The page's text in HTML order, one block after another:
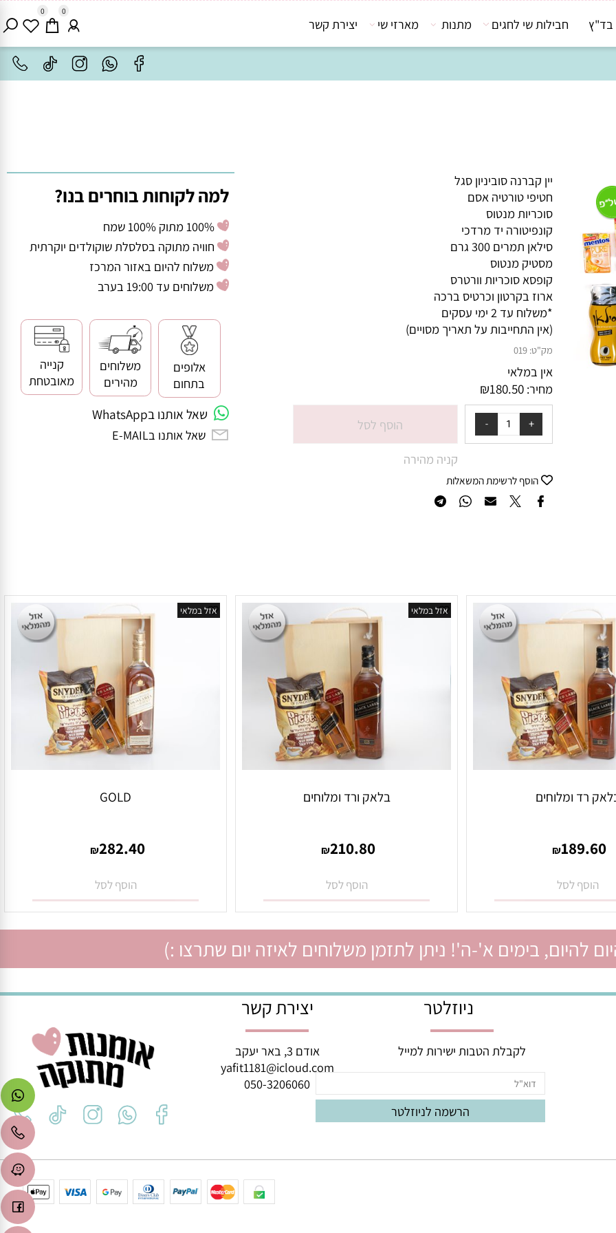
0 0
חבילות שי לחגים מתנות מארזי שי יצירת קשר
יין קברנה סוביניון סגל
חטיפי טורטיה אסם
סוכריות מנטוס
קונפיטורה יד מרדכי
סילאן תמרים 300 גרם
מסטיק מנטוס
קופסא סוכריות וורטרס
ארוז בקרטון וכרטיס ברכה
*משלוח עד 2 ימי עסקים
(אין התחייבות על תאריך מסויים)
אין במלאי
מחיר:
₪180.50
הוסף לסל
קניה מהירה
הוסף לרשימת המשאלות
למה לקוחות בוחרים בנו?
100% מתוק 100% שמח
חוויה מתוקה בסלסלת שוקולדים יוקרתית
משלוח להיום באזור המרכז
אלופים
בתחום
משלוחים
מהירים
קנייה
מאובטחת
שאל אותנו בWhatsApp
₪
₪210.80
₪282.40
בימים א'-ה'! ניתן לתזמן משלוחים לאיזה יום שתרצו :)
ניוזלטר
לקבלת הטבות ישירות למייל
יצירת קשר
אודם 3, באר יעקב